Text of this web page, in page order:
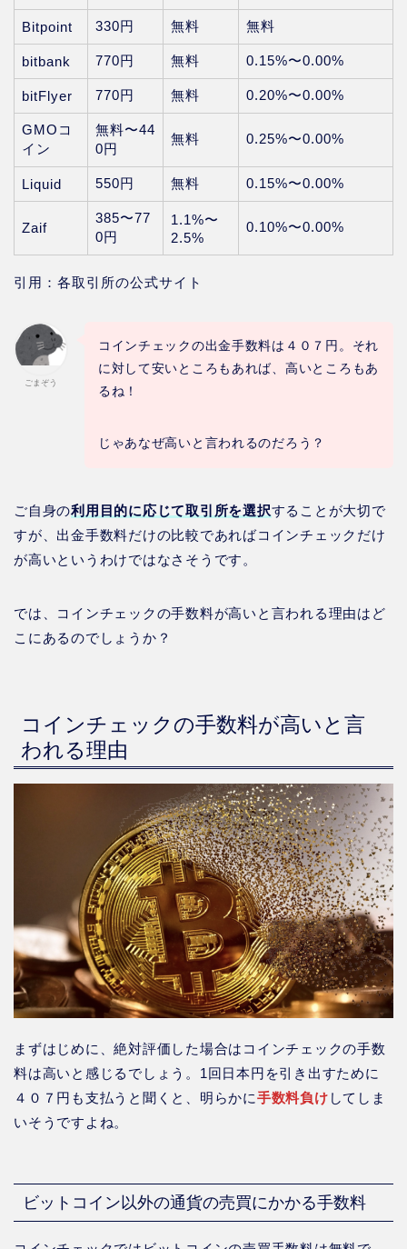
Bitpoint 330円 無料 無料
bitbank 770円 無料 0.15%〜0.00%
bitFlyer 770円 無料 0.20%〜0.00%
GMOコ
イン
無料〜44
0円
無料 0.25%〜0.00%
Liquid 550円 無料 0.15%〜0.00%
Zaif
385〜77
0円
1.1%〜
2.5%
0.10%〜0.00%
引用：各取引所の公式サイト
ごまぞう
コインチェックの出金手数料は４０７円。それ
に対して安いところもあれば、高いところもあ
るね！
じゃあなぜ高いと言われるのだろう？
ご自身の利用目的に応じて取引所を選択することが大切で
すが、出金手数料だけの比較であればコインチェックだけ
が高いというわけではなさそうです。
では、コインチェックの手数料が高いと言われる理由はど
こにあるのでしょうか？
コインチェックの手数料が高いと言
われる理由
まずはじめに、絶対評価した場合はコインチェックの手数
料は高いと感じるでしょう。1回日本円を引き出すために
４０７円も支払うと聞くと、明らかに手数料負け してしま
いそうですよね。
ビットコイン以外の通貨の売買にかかる手数料